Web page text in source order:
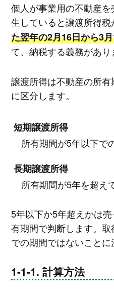
個人が事業用の不動産
生していると譲渡所得税
た翌年の2月16日から3
て、納税する義務があり
譲渡所得は不動産の所
に区分します。
短期譲渡所得
所有期間が5年以下で
長期譲渡所得
所有期間が5年を超え
5年以下か5年超えかは
有期間で判断します。
での期間ではないことに
計算方法